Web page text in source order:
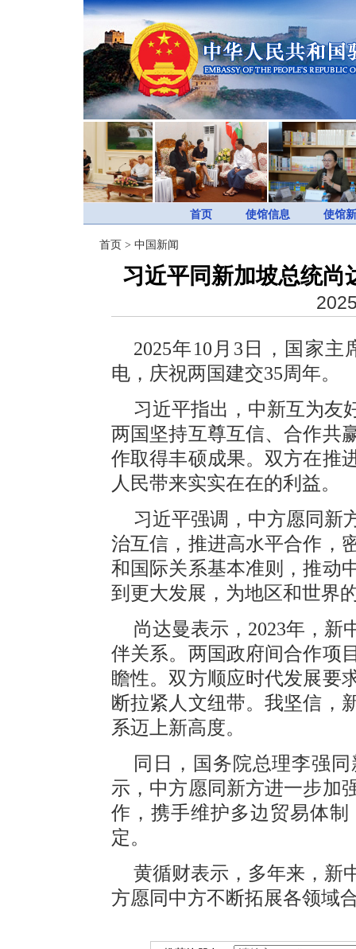
首页 使馆信息 使馆
首页 > 中国新闻
习近平同新加坡总统尚
2025年10月3日，国家
电，庆祝两国建交35周年。
习近平指出，中新互为友
两国坚持互尊互信、合作共
作取得丰硕成果。双方在推
人民带来实实在在的利益。
习近平强调，中方愿同新
治互信，推进高水平合作，
和国际关系基本准则，推动
到更大发展，为地区和世界
尚达曼表示，2023年，新
伴关系。两国政府间合作项
瞻性。双方顺应时代发展要
断拉紧人文纽带。我坚信，
系迈上新高度。
同日，国务院总理李强
示，中方愿同新方进一步加
作，携手维护多边贸易体
定。
黄循财表示，多年来，新
方愿同中方不断拓展各领域